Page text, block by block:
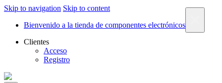
Skip to navigation Skip to content
Bienvenido a la tienda de componentes electrónicos
Clientes
Acceso
Registro